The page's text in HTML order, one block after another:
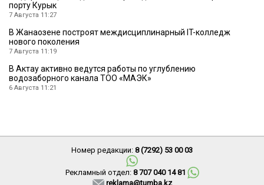
порту Курык
7 Августа 11:27
В Жанаозене построят междисциплинарный IT-колледж
нового поколения
7 Августа 11:19
В Актау активно ведутся работы по углублению
водозаборного канала ТОО «МАЭК»
6 Августа 11:21
Номер редакции: 8 (7292) 53 00 03
Рекламный отдел: 8 707 040 14 81
reklama@tumba.kz